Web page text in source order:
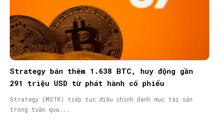
Strategy bán thêm 1.638 BTC, huy động gần
291 triệu USD từ phát hành cổ phiếu
Strategy (MSTR) tiếp tục điều chỉnh danh mục tài sản
trong tuần qua...